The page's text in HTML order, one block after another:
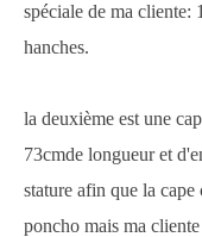
spéciale de ma
hanches.
la deuxième est une
73cmde longueur et
stature afin que la
poncho mais ma